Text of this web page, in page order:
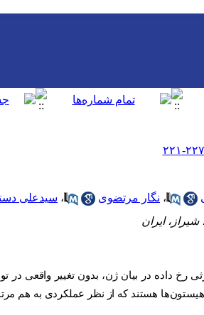
، نگار مرتضوی ، سیدعلی
ایران
رخ داده در بیان ژن، بدون تغییر واقعی در
هستند که از نظر عملکردی به هم